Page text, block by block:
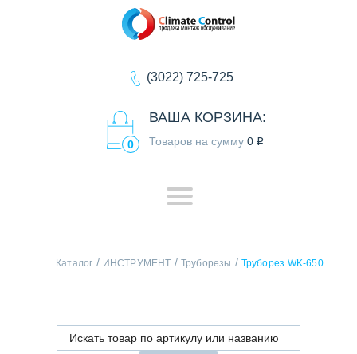
(3022) 725-725
0
ВАША КОРЗИНА:
Товаров на сумму 0 q
Каталог / ИНСТРУМЕНТ / Труборезы / Труборез WK-650